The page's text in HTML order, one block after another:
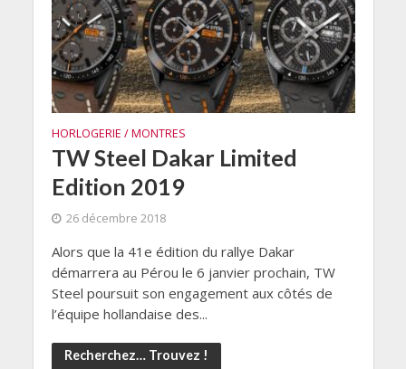
HORLOGERIE / MONTRES
TW Steel Dakar Limited
Edition 2019
26 décembre 2018
Alors que la 41e édition du rallye Dakar
démarrera au Pérou le 6 janvier prochain, TW
Steel poursuit son engagement aux côtés de
l’équipe hollandaise des...
Recherchez… Trouvez !